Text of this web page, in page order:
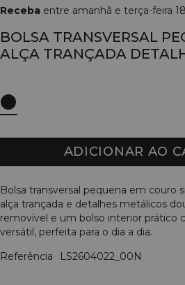
Receba entre amanhã e terça-feira 18
BOLSA TRANSVERSAL
ALÇA TRANÇADA
ADICIONAR AO
Bolsa transversal pequena em couro
alça trançada e detalhes metálicos
removível e um bolso interior prático
versátil, perfeita para o dia a dia.
Referência
LS2604022_00N